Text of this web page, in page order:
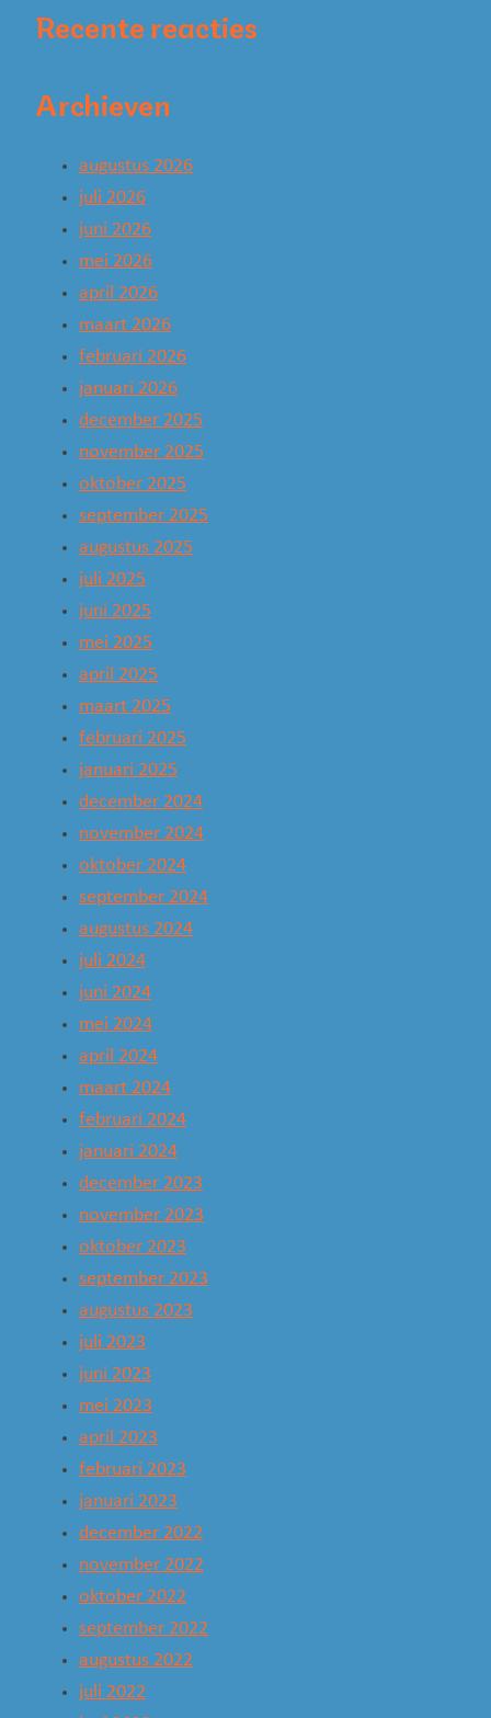
Recente reacties
Archieven
augustus 2026
juli 2026
juni 2026
mei 2026
april 2026
maart 2026
februari 2026
januari 2026
december 2025
november 2025
oktober 2025
september 2025
augustus 2025
juli 2025
juni 2025
mei 2025
april 2025
maart 2025
februari 2025
januari 2025
december 2024
november 2024
oktober 2024
september 2024
augustus 2024
juli 2024
juni 2024
mei 2024
april 2024
maart 2024
februari 2024
januari 2024
december 2023
november 2023
oktober 2023
september 2023
augustus 2023
juli 2023
juni 2023
mei 2023
april 2023
februari 2023
januari 2023
december 2022
november 2022
oktober 2022
september 2022
augustus 2022
juli 2022